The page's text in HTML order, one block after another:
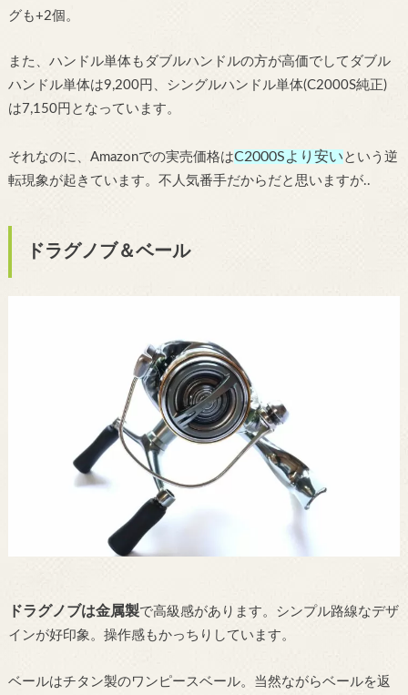
グも+2個。
また、ハンドル単体もダブルハンドルの方が高価でしてダブル
ハンドル単体は9,200円、シングルハンドル単体(C2000S純正)
は7,150円となっています。
それなのに、Amazonでの実売価格はC2000Sより安い という逆
転現象が起きています。不人気番手だからだと思いますが..
ドラグノブ＆ベール
ドラグノブは金属製で高級感があります。シンプル路線なデザ
インが好印象。操作感もかっちりしています。
ベールはチタン製のワンピースベール。当然ながらベールを返